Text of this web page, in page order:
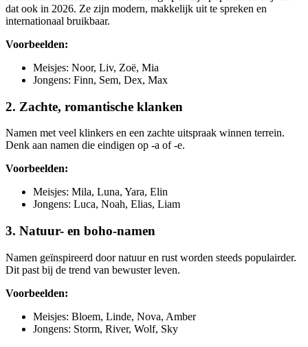
dat ook in 2026. Ze zijn modern, makkelijk uit te spreken en
internationaal bruikbaar.
Voorbeelden:
Meisjes: Noor, Liv, Zoë, Mia
Jongens: Finn, Sem, Dex, Max
2. Zachte, romantische klanken
Namen met veel klinkers en een zachte uitspraak winnen terrein.
Denk aan namen die eindigen op -a of -e.
Voorbeelden:
Meisjes: Mila, Luna, Yara, Elin
Jongens: Luca, Noah, Elias, Liam
3. Natuur- en boho-namen
Namen geïnspireerd door natuur en rust worden steeds populairder.
Dit past bij de trend van bewuster leven.
Voorbeelden:
Meisjes: Bloem, Linde, Nova, Amber
Jongens: Storm, River, Wolf, Sky